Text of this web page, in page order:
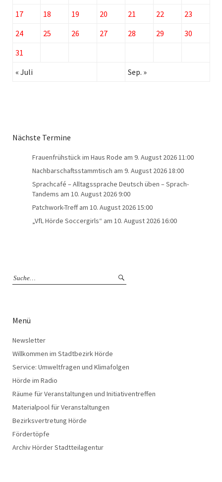
17
18 19 20 21 22
23
24
25 26 27 28 29
30
31
« Juli
Sep. »
Nächste Termine
Frauenfrühstück im Haus Rode am 9. August 2026 11:00
Nachbarschaftsstammtisch am 9. August 2026 18:00
Sprachcafé – Alltagssprache Deutsch üben – Sprach-
Tandems am 10. August 2026 9:00
Patchwork-Treffam 10. August 2026 15:00
„VfL Hörde Soccergirls“ am 10. August 2026 16:00
Menü
Newsletter
Willkommen im Stadtbezirk Hörde
Service: Umweltfragen und Klimafolgen
Hörde im Radio
Räume für Veranstaltungen und Initiativentreffen
Materialpool für Veranstaltungen
Bezirksvertretung Hörde
Fördertöpfe
Archiv Hörder Stadtteilagentur